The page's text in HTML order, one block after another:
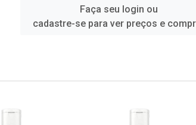
Faça seu login ou
cadastre-se para ver preços e